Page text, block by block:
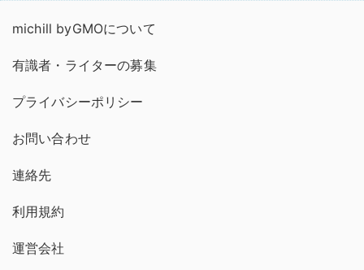
michill byGMOについて
有識者・ライターの募集
プライバシーポリシー
お問い合わせ
連絡先
利用規約
運営会社